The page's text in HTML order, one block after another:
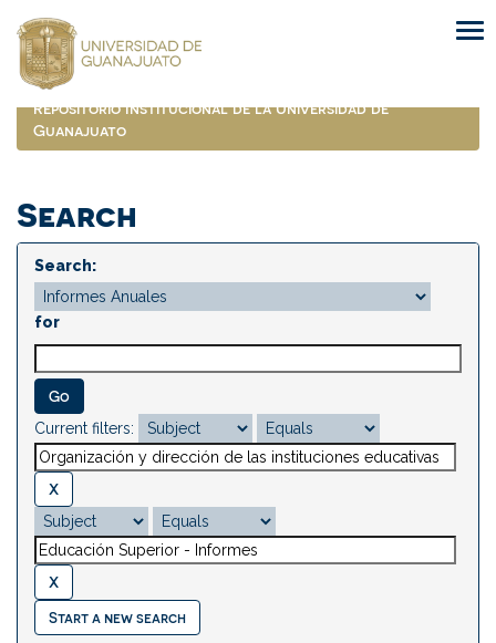
navigation
Repositorio Institucional de la Universidad de
Guanajuato
Search
Search:
for
Current filters:
Start a new search